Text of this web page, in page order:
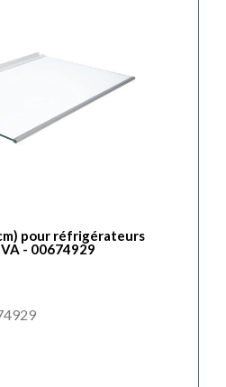
pour réfrigérateurs
- 00674929